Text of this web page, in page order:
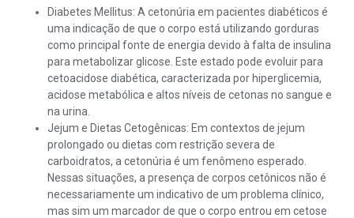
Diabetes Mellitus: A cetonúria em pacientes diabéticos é
uma indicação de que o corpo está utilizando gorduras
como principal fonte de energia devido à falta de insulina
para metabolizar glicose. Este estado pode evoluir para
cetoacidose diabética, caracterizada por hiperglicemia,
acidose metabólica e altos níveis de cetonas no sangue e
na urina.
Jejum e Dietas Cetogênicas: Em contextos de jejum
prolongado ou dietas com restrição severa de
carboidratos, a cetonúria é um fenômeno esperado.
Nessas situações, a presença de corpos cetônicos não é
necessariamente um indicativo de um problema clínico,
mas sim um marcador de que o corpo entrou em cetose